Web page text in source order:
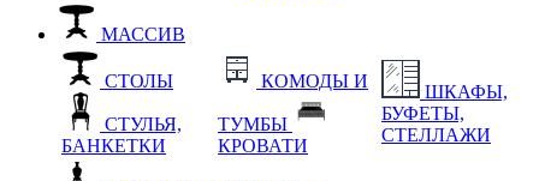
МАССИВ
СТОЛЫ
СТУЛЬЯ,
БАНКЕТКИ
КОМОДЫ И
ТУМБЫ
КРОВАТИ
ШКАФЫ,
БУФЕТЫ,
СТЕЛЛАЖИ